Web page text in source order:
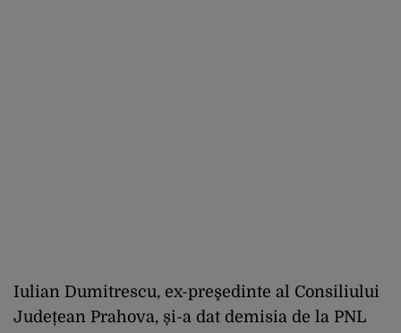
Iulian Dumitrescu, ex-preşedinte al Consiliului
Județean Prahova, și-a dat demisia de la PNL